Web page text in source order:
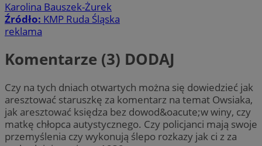
Karolina Bauszek-Żurek
Źródło: KMP Ruda Śląska
reklama
Komentarze (3) DODAJ
Czy na tych dniach otwartych można się dowiedzieć jak
aresztować staruszkę za komentarz na temat Owsiaka,
jak aresztować księdza bez dowod&oacute;w winy, czy
matkę chłopca autystycznego. Czy policjanci mają swoje
przemyślenia czy wykonują ślepo rozkazy jak ci z za